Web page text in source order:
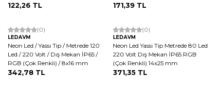
122,26 TL 171,39 TL
(0)
LEDAVM
Neon Led / Yassı Tip / Metrede 120
Led / 220 Volt / Dış Mekan İP65 /
RGB (Çok Renkli) / 8x16 mm
342,78 TL
(0)
LEDAVM
Neon Led Yassı Tip Metrede 80 Led
220 Volt Dış Mekan İP65 RGB
(Çok Renkli) 14x25 mm
371,35 TL